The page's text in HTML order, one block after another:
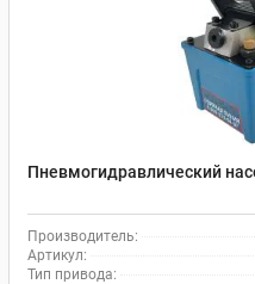
Пневмогидравлический
Производитель:
Артикул:
Тип привода: